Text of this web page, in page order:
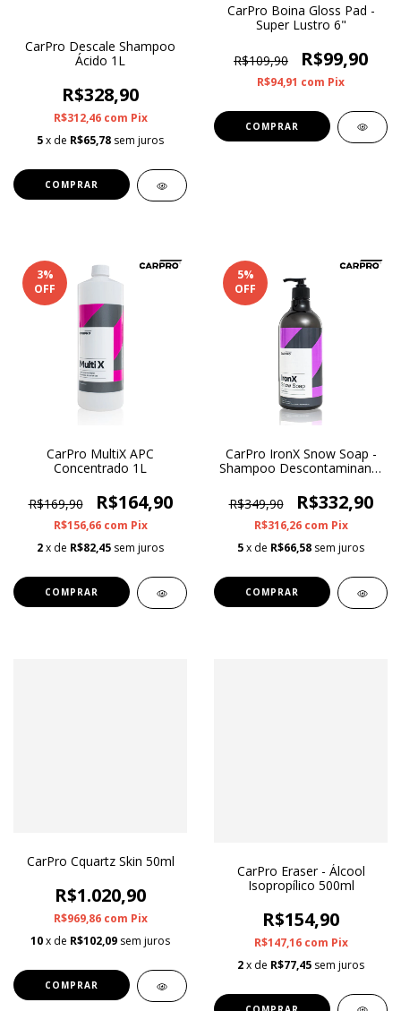
CarPro Descale Shampoo
Ácido 1L
R$328,90
R$312,46 com Pix
5x de R$65,78 sem juros
CarPro Boina Gloss Pad -
Super Lustro 6"
R$109,90 R$99,90
R$94,91 com Pix
3%
OFF
CarPro MultiX APC
Concentrado 1L
R$169,90 R$164,90
R$156,66 com Pix
2x de R$82,45 sem juros
5%
OFF
CarPro IronX Snow Soap -
Shampoo Descontaminante
R$349,90
R$332,90
R$316,26 com Pix
5x de R$66,58 sem juros
CarPro Cquartz Skin 50ml
R$1.020,90
R$969,86 com Pix
10x de R$102,09 sem juros
CarPro Eraser - Álcool
Isopropílico 500ml
R$154,90
R$147,16 com Pix
2x de R$77,45 sem juros